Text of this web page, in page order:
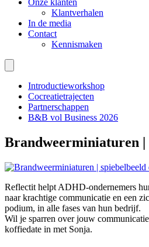
Onze klanten
Klantverhalen
In de media
Contact
Kennismaken
Introductieworkshop
Cocreatietrajecten
Partnerschappen
B&B vol Business 2026
Brandweerminiaturen |
Reflectit helpt ADHD-ondernemers
naar krachtige communicatie en een
podium, in alle fases van hun bedrijf.
Wil je sparren over jouw
koffiedate in met Sonja.